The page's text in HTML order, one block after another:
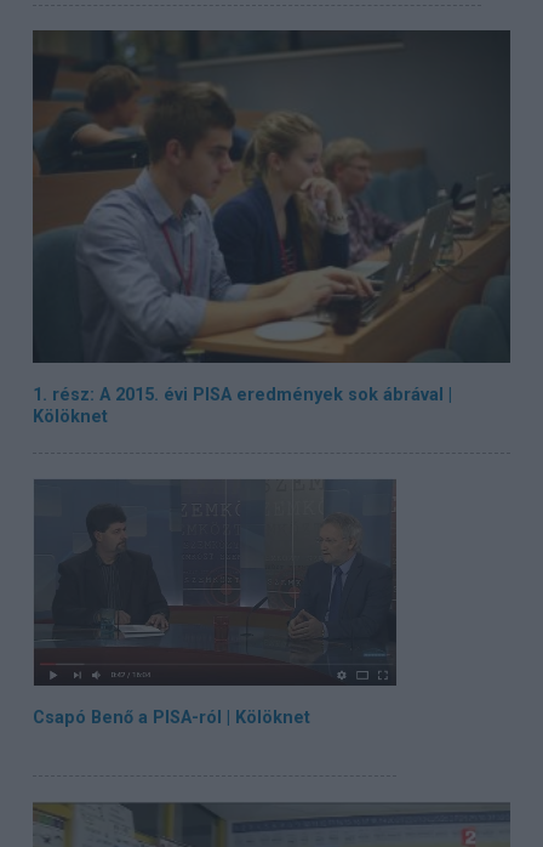
1. rész: A 2015. évi PISA eredmények sok ábrával |
Kölöknet
Csapó Benő a PISA-ról | Kölöknet